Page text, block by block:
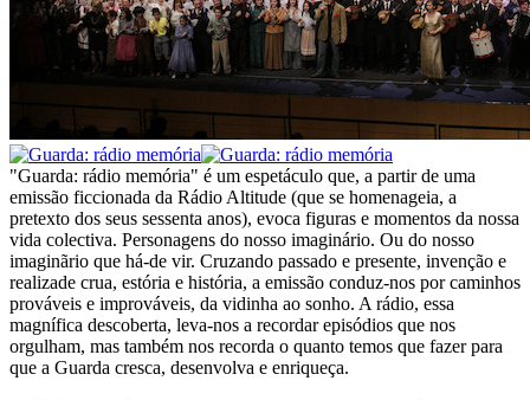
"Guarda: rádio memória" é um espetáculo que, a partir de uma
emissão ficcionada da Rádio Altitude (que se homenageia, a
pretexto dos seus sessenta anos), evoca figuras e momentos da nossa
vida colectiva. Personagens do nosso imaginário. Ou do nosso
imaginãrio que há-de vir. Cruzando passado e presente, invenção e
realizade crua, estória e história, a emissão conduz-nos por caminhos
prováveis e improváveis, da vidinha ao sonho. A rádio, essa
magnífica descoberta, leva-nos a recordar episódios que nos
orgulham, mas também nos recorda o quanto temos que fazer para
que a Guarda cresca, desenvolva e enriqueça.